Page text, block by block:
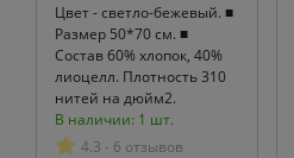
Цвет - светло-бежевый. ■
Размер 50*70 см. ■
Состав 60% хлопок, 40%
лиоцелл. Плотность 310
нитей на дюйм2.
В наличии: 1 шт.
4.3 - 6 отзывов